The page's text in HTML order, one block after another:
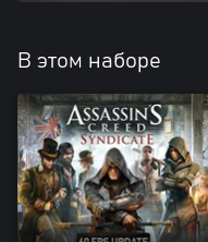
В этом наборе